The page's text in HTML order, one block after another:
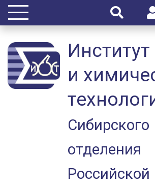
и
Сибирского
отделения
Российской